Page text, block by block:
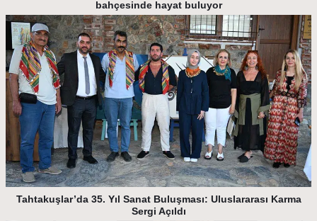
bahçesinde hayat buluyor
Tahtakuşlar’da 35. Yıl Sanat Buluşması: Uluslararası Karma
Sergi Açıldı